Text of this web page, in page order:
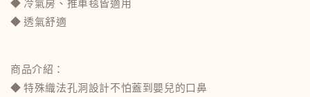
◆ 透氣舒適
商品介紹：
◆ 特殊織法孔洞設計不怕蓋到嬰兒的口鼻